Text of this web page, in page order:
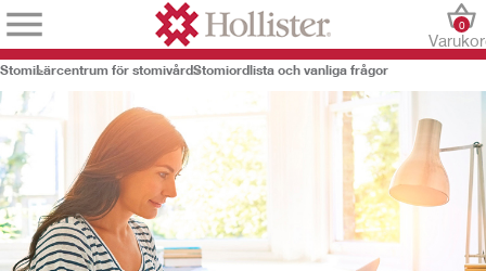
0
StomiLärcentrum för stomivårdStomiordlista och vanliga frågor